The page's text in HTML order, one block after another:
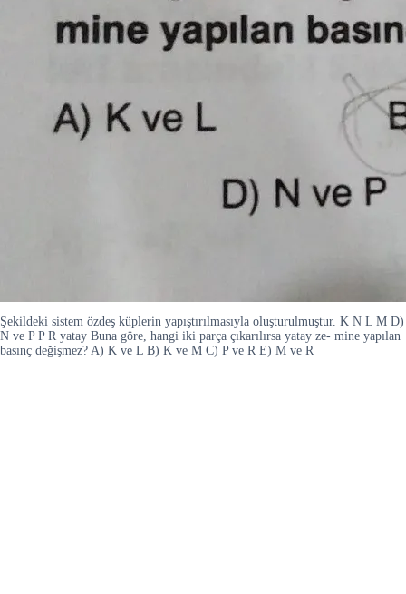
Şekildeki sistem özdeş küplerin yapıştırılmasıyla oluşturulmuştur. K N L M D)
N ve P P R yatay Buna göre, hangi iki parça çıkarılırsa yatay ze- mine yapılan
basınç değişmez? A) K ve L B) K ve M C) P ve R E) M ve R